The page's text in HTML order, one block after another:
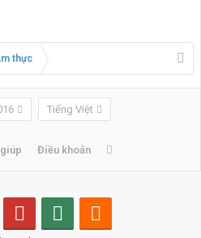
thực
Tiếng Việt
Điều khoản